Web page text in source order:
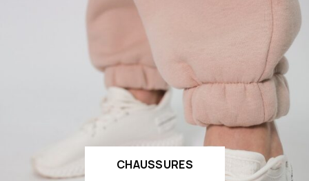
CHAUSSURES